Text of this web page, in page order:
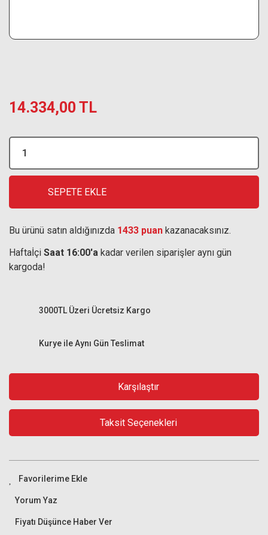
14.334,00 TL
SEPETE EKLE
Bu ürünü satın aldığınızda 1433 puan kazanacaksınız.
Haftaİçi Saat 16:00'a kadar verilen siparişler aynı gün
kargoda!
Kurye ile Aynı Gün Teslimat
3000TL Üzeri Ücretsiz Kargo
Karşılaştır
Taksit Seçenekleri
Yorum Yaz
Fiyatı Düşünce Haber Ver